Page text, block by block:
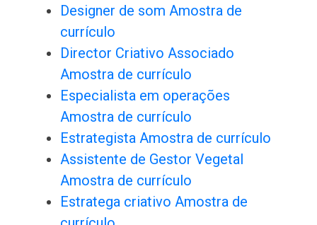
Designer de som Amostra de
currículo
Director Criativo Associado
Amostra de currículo
Especialista em operações
Amostra de currículo
Estrategista Amostra de currículo
Assistente de Gestor Vegetal
Amostra de currículo
Estratega criativo Amostra de